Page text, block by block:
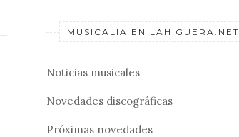
MUSICALIA EN LAHIGUERA.NET
Noticias musicales
Novedades discográficas
Próximas novedades